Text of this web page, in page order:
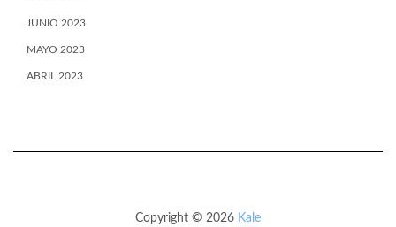
JUNIO 2023
MAYO 2023
ABRIL 2023
Copyright © 2026 Kale